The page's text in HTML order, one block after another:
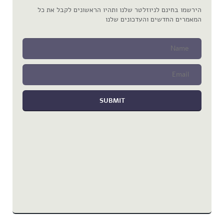
הירשמו בחינם לניוזלטר שלנו ותהיו הראשונים לקבל את כל
המאמרים החדשים והעדכונים שלנו